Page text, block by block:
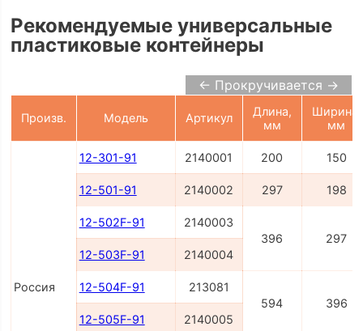
Рекомендуемые универсальные
пластиковые контейнеры
← Прокручивается →
Произв. Модель Артикул
Длина,
мм
Ширина,
мм
Россия
12-301-91 2140001 200 150
12-501-91 2140002 297 198
12-502F-91
2140003
396
297
12-503F-91
2140004
12-504F-91
213081
594
396
12-505F-91
2140005